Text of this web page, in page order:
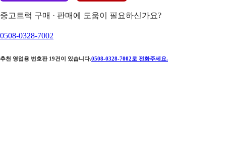
중고트럭 구매 · 판매에 도움이 필요하신가요?
0508-0328-7002
추천 영업용 번호판 19건이 있습니다.0508-0328-7002 로 전화주세요.